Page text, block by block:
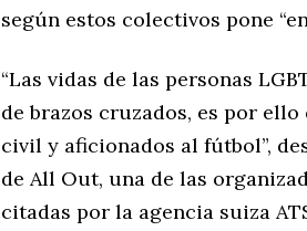
según estos colectivos pone
“Las vidas de las personas
de brazos cruzados, es por
civil y aficionados al fútbol”,
de All Out, una de las
citadas por la agencia suiza